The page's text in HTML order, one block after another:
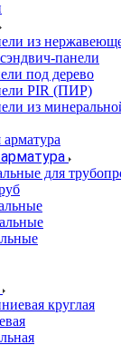
из
панели
под дерево
PIR (ПИР)
из
для
круглая